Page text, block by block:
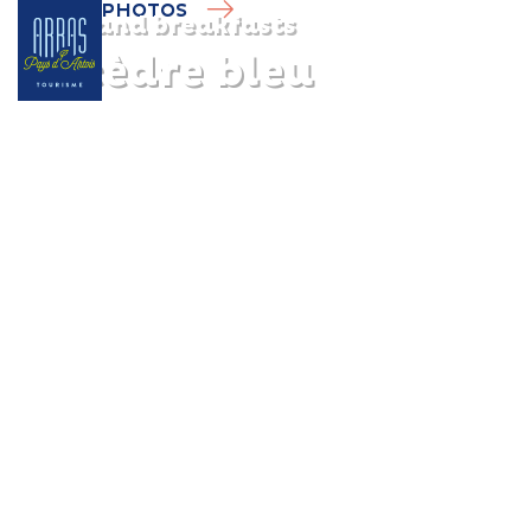
Bed and breakfasts
Le cèdre bleu
PHOTOS